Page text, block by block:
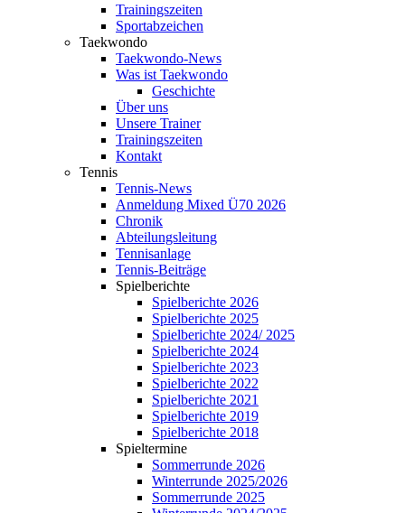
Trainingszeiten
Sportabzeichen
Taekwondo
Taekwondo-News
Was ist Taekwondo
Geschichte
Über uns
Unsere Trainer
Trainingszeiten
Kontakt
Tennis
Tennis-News
Anmeldung Mixed Ü70 2026
Chronik
Abteilungsleitung
Tennisanlage
Tennis-Beiträge
Spielberichte
Spielberichte 2026
Spielberichte 2025
Spielberichte 2024/ 2025
Spielberichte 2024
Spielberichte 2023
Spielberichte 2022
Spielberichte 2021
Spielberichte 2019
Spielberichte 2018
Spieltermine
Sommerrunde 2026
Winterrunde 2025/2026
Sommerrunde 2025